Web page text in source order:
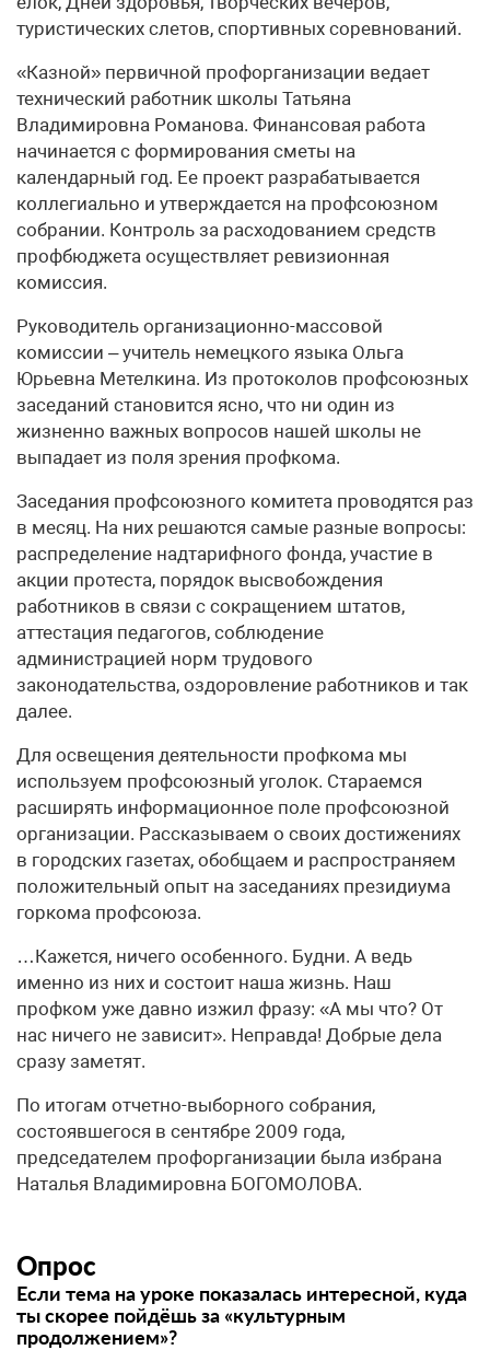
туристических слетов, спортивных соревнований.
«Казной» первичной профорганизации ведает
технический работник школы Татьяна
Владимировна Романова. Финансовая работа
начинается с формирования сметы на
календарный год. Ее проект разрабатывается
коллегиально и утверждается на профсоюзном
собрании. Контроль за расходованием средств
профбюджета осуществляет ревизионная
комиссия.
Руководитель организационно-массовой
комиссии – учитель немецкого языка Ольга
Юрьевна Метелкина. Из протоколов профсоюзных
заседаний становится ясно, что ни один из
жизненно важных вопросов нашей школы не
выпадает из поля зрения профкома.
Заседания профсоюзного комитета проводятся раз
в месяц. На них решаются самые разные вопросы:
распределение надтарифного фонда, участие в
акции протеста, порядок высвобождения
работников в связи с сокращением штатов,
аттестация педагогов, соблюдение
администрацией норм трудового
законодательства, оздоровление работников и так
далее.
Для освещения деятельности профкома мы
используем профсоюзный уголок. Стараемся
расширять информационное поле профсоюзной
организации. Рассказываем о своих достижениях
в городских газетах, обобщаем и распространяем
положительный опыт на заседаниях президиума
горкома профсоюза.
…Кажется, ничего особенного. Будни. А ведь
именно из них и состоит наша жизнь. Наш
профком уже давно изжил фразу: «А мы что? От
нас ничего не зависит». Неправда! Добрые дела
сразу заметят.
По итогам отчетно-выборного собрания,
состоявшегося в сентябре 2009 года,
председателем профорганизации была избрана
Наталья Владимировна БОГОМОЛОВА.
Опрос
Если тема на уроке показалась интересной, куда
ты скорее пойдёшь за «культурным
продолжением»?